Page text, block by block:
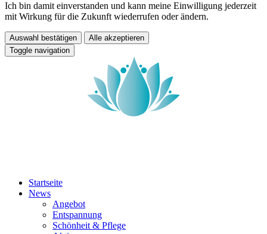
Ich bin damit einverstanden und kann meine Einwilligung jederzeit
mit Wirkung für die Zukunft wiederrufen oder ändern.
Auswahl bestätigen
Alle akzeptieren
Toggle navigation
Startseite
News
Angebot
Entspannung
Schönheit & Pflege